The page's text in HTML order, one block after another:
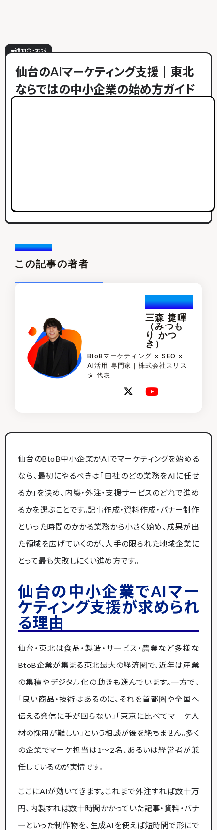
補助金・地域
仙台のAIマーケティング支援｜東北
ならではの中小企業の始め方ガイド
Writer /
この記事の著者
Katuski.Mi
tsumori
三森 捷暉
（みつも
り かつ
き）
BtoBマーケティング × SEO ×
AI活用 専門家｜株式会社スリス
タ 代表
仙台のBtoB中小企業がAIでマーケティングを始める
なら、最初にやるべきは「自社のどの業務をAIに任せ
るか」を決め、内製・外注・支援サービスのどれで進め
るかを選ぶことです。記事作成・資料作成・バナー制作
といった時間のかかる業務から小さく始め、成果が出
た領域を広げていくのが、人手の限られた地域企業に
とって最も失敗しにくい進め方です。
仙台の中小企業でAIマー
ケティング支援が求められ
る理由
仙台・東北は食品・製造・サービス・農業など多様な
BtoB企業が集まる東北最大の経済圏で、近年は産業
の集積やデジタル化の動きも進んでいます。一方で、
「良い商品・技術はあるのに、それを首都圏や全国へ
伝える発信に手が回らない」「東京に比べてマーケ人
材の採用が難しい」という相談が後を絶ちません。多く
の企業でマーケ担当は1〜2名、あるいは経営者が兼
任しているのが実情です。
ここにAIが効いてきます。これまで外注すれば数十万
円、内製すれば数十時間かかっていた記事・資料・バナ
ーといった制作物を、生成AIを使えば短時間で形にで